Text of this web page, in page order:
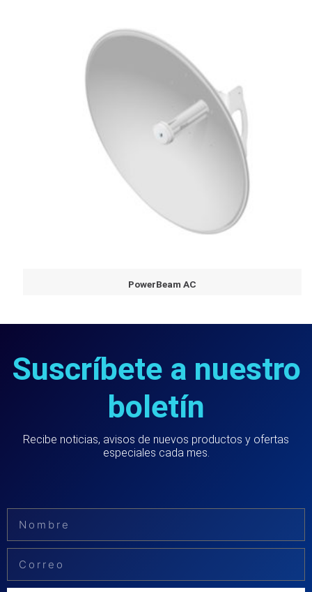
PowerBeam AC
Suscríbete a nuestro
boletín
Recibe noticias, avisos de nuevos productos y ofertas
especiales cada mes.